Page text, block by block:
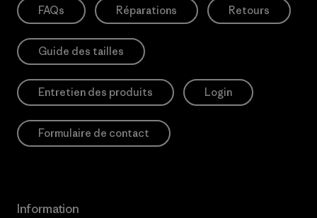
FAQs Réparations Retours
Guide des tailles
Entretien des produits Login
Formulaire de contact
Information